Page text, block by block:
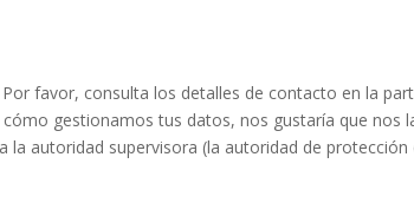
favor, consulta los detalles de contacto en la
gestionamos tus datos, nos gustaría que nos
la autoridad supervisora (la autoridad de protección